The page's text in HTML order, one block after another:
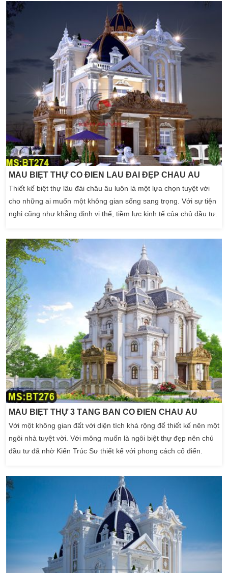
của chủ nhân. Và chắc chắn mỗi công trình biệt thự, lâu đài
mà Kiến An Vinh chúng tôi mang đến dưới […]
MẪU BIỆT THỰ CỔ ĐIỂN LÂU ĐÀI ĐẸP CHÂU ÂU
Thiết kế biệt thự lâu đài châu âu luôn là một lựa chọn tuyệt vời
cho những ai muốn một không gian sống sang trọng. Với sự tiện
nghi cũng như khẳng định vị thế, tiềm lực kinh tế của chủ đầu tư.
đẹp với những họa tiết hoa văn phù điêu đắp nổi một cách tinh tế
mà qua […]
MẪU BIỆT THỰ 3 TẦNG BÁN CỔ ĐIỂN CHÂU ÂU
Với một không gian đất với diện tích khá rộng để thiết kế nên một
ngôi nhà tuyệt vời. Với mông muốn là ngôi biệt thự đẹp nên chủ
đầu tư đã nhờ Kiến Trúc Sư thiết kế với phong cách cổ điển.
kiến trúc châu âu. Do đó, đội ngũ thi công và Kiến Trúc Sư công
ty thiết kế biệt thự Kiến An […]